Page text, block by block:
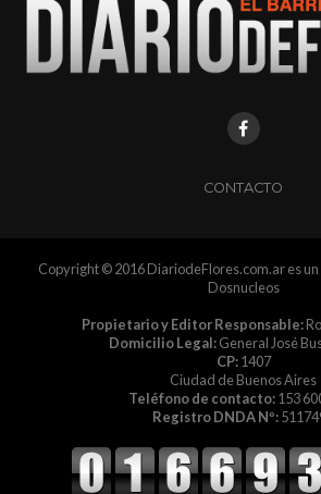
CONTACTO
Copyright © 2016 DiariodeFlores.com.ar es
Dosnucleos
Propietario y Editor Responsable:
Domicilio Legal:General José
CP:1407
Ciudad de Buenos Aires
Teléfono de contacto:153
Registro DNDA Nº: